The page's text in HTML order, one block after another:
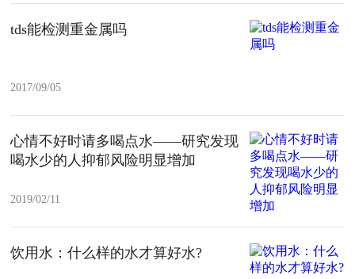
tds能检测重金属吗
2017/09/05
心情不好时请多喝点水——研究发现
喝水少的人抑郁风险明显增加
2019/02/11
饮用水：什么样的水才算好水?